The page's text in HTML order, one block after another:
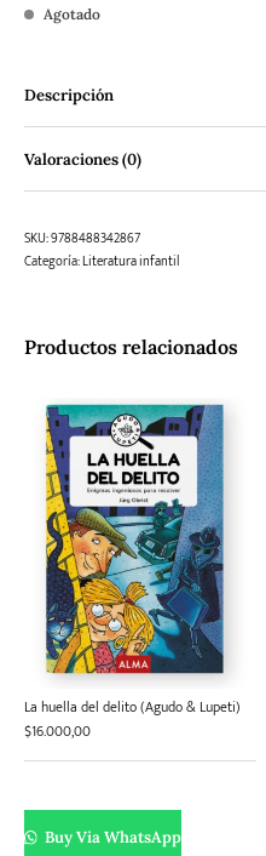
Agotado
Descripción
Valoraciones (0)
SKU:9788488342867
Categoría:Literatura infantil
Productos relacionados
La huella del delito (Agudo & Lupeti)
$16.000,00
Buy Via WhatsApp